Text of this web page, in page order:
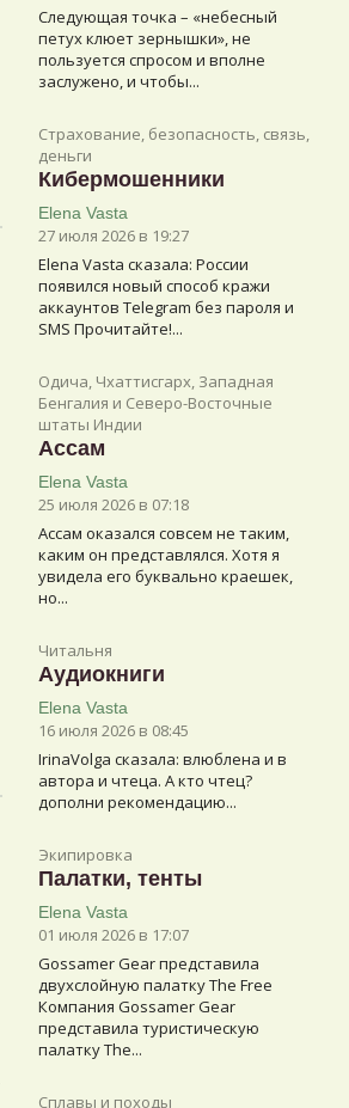
Следующая точка – «небесный
петух клюет зернышки», не
пользуется спросом и вполне
заслужено, и чтобы...
Страхование, безопасность, связь,
деньги
Кибермошенники
Elena Vasta
27 июля 2026 в 19:27
Elena Vasta сказалa: России
появился новый способ кражи
аккаунтов Telegram без пароля и
SMS Прочитайте!...
Одича, Чхаттисгарх, Западная
Бенгалия и Северо-Восточные
штаты Индии
Ассам
Elena Vasta
25 июля 2026 в 07:18
Ассам оказался совсем не таким,
каким он представлялся. Хотя я
увидела его буквально краешек,
но...
Читальня
Аудиокниги
Elena Vasta
16 июля 2026 в 08:45
IrinaVolga сказалa: влюблена и в
автора и чтеца. А кто чтец?
дополни рекомендацию...
Экипировка
Палатки, тенты
Elena Vasta
01 июля 2026 в 17:07
Gossamer Gear представила
двухслойную палатку The Free
Компания Gossamer Gear
представила туристическую
палатку The...
Сплавы и походы